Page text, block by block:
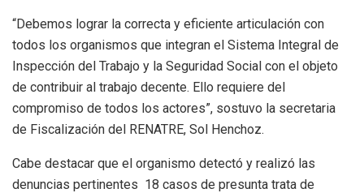
“Debemos lograr la correcta y eficiente articulación con
todos los organismos que integran el Sistema Integral de
Inspección del Trabajo y la Seguridad Social con el objeto
de contribuir al trabajo decente. Ello requiere del
compromiso de todos los actores”, sostuvo la secretaria
de Fiscalización del RENATRE, Sol Henchoz.
Cabe destacar que el organismo detectó y realizó las
denuncias pertinentes 18 casos de presunta trata de